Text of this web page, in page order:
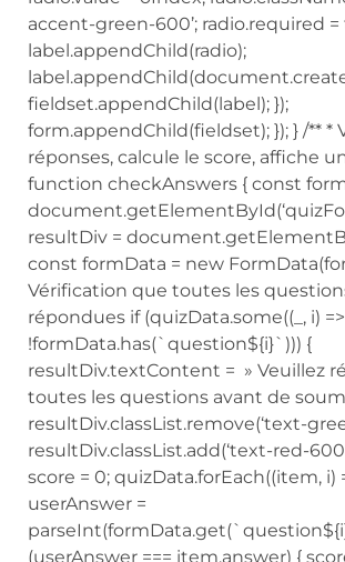
accent-green-600’; radio.required =
label.appendChild(radio);
fieldset.appendChild(label); });
form.appendChild(fieldset); }); } /** *
réponses, calcule le score, affiche
function checkAnswers { const
resultDiv =
const formData = new
Vérification que toutes les
répondues if (quizData.some((_, i) =>
!formData.has(`question${i}`))) {
resultDiv.textContent = » Veuillez
toutes les questions avant de
resultDiv.classList.remove(‘text-
resultDiv.classList.add(‘text-red-
score = 0; quizData.forEach((item, i)
userAnswer =
(userAnswer === item.answer) {